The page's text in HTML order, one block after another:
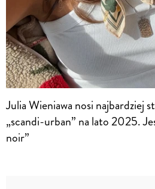
Julia Wieniawa nosi najbardziej
„scandi-urban” na lato 2025.
noir”